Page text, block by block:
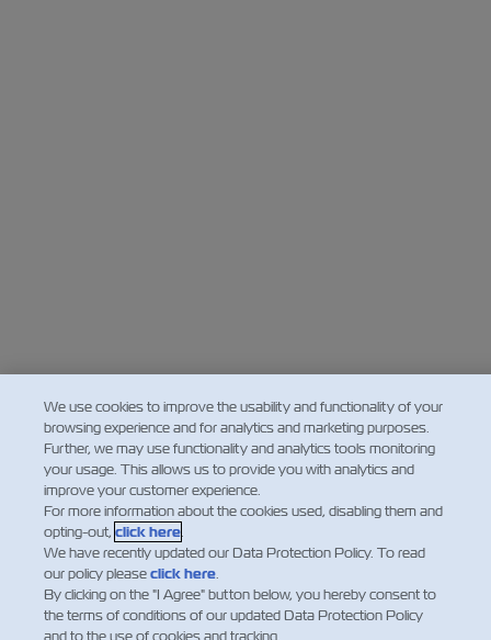
We use cookies to improve the usability and functionality of your
browsing experience and for analytics and marketing purposes.
Further, we may use functionality and analytics tools monitoring
your usage. This allows us to provide you with analytics and
improve your customer experience.
For more information about the cookies used, disabling them and
opting-out, click here.
We have recently updated our Data Protection Policy. To read
our policy pleaseclick here.
By clicking on the "I Agree" button below, you hereby consent to
the terms of conditions of our updated Data Protection Policy
and to the use of cookies and tracking.